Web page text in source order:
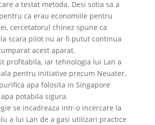
a testat metoda. Desi sotia sa a
ca erau economiile pentru
cercetatorul chinez spune ca
scara pilot nu ar fi putut continua
acest aparat.
profitabila, iar tehnologia lui Lan a
pentru initiative precum Neuater,
apa folosita in Singapore
potabila sigura.
se incadreaza intr-o incercare la
a lui Lan de a gasi utilizari practice